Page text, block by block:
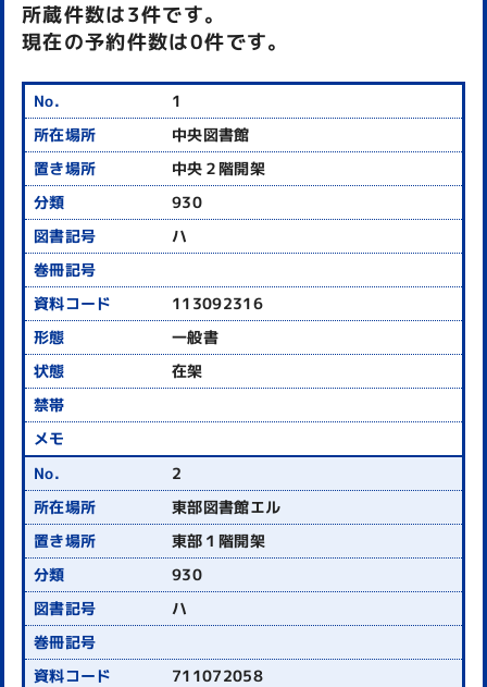
所蔵件数は3件です。
現在の予約件数は0件です。
1
中央図書館
中央２階開架
930
ハ
113092316
一般書
在架
2
東部図書館エル
東部１階開架
930
ハ
711072058